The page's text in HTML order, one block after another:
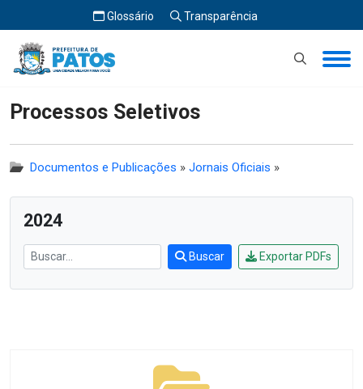
Glossário Transparência
Início Processos Seletivos
Processos Seletivos
Documentos e Publicações » Jornais Oficiais »
2024
Buscar Exportar PDFs